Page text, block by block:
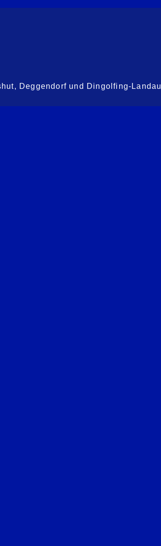
Deggendorf und Dingolfing-Landau